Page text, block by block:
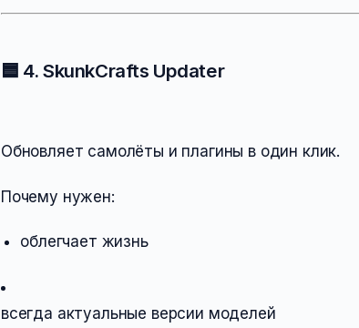
🟦 4. SkunkCrafts Updater
Обновляет самолёты и плагины в один клик.
Почему нужен:
облегчает жизнь
всегда актуальные версии моделей